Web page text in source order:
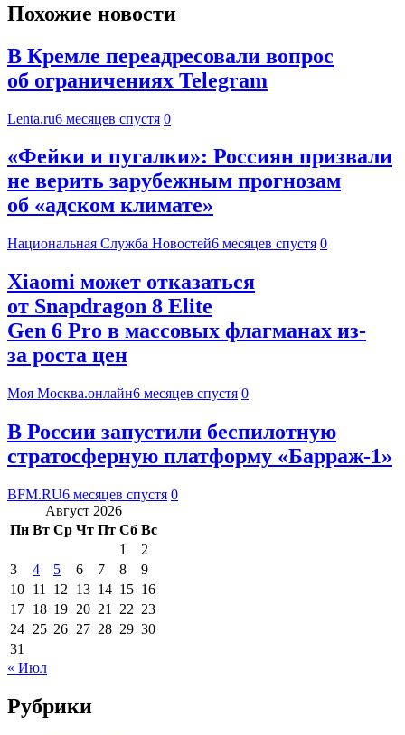
Похожие новости
В Кремле переадресовали вопрос
об ограничениях Telegram
Lenta.ru6 месяцев спустя 0
«Фейки и пугалки»: Россиян призвали
не верить зарубежным прогнозам
об «адском климате»
Национальная Служба Новостей6 месяцев спустя 0
Xiaomi может отказаться
от Snapdragon 8 Elite
Gen 6 Pro в массовых флагманах из-
за роста цен
Моя Москва.онлайн6 месяцев спустя 0
В России запустили беспилотную
стратосферную платформу «Барраж-1»
BFM.RU6 месяцев спустя 0
Август 2026
Пн Вт Ср Чт Пт Сб Вс
1
2
3
4 5 6 7 8
9
10 11 12 13 14 15 16
17 18 19 20 21 22 23
24 25 26 27 28 29 30
31
« Июл
Рубрики